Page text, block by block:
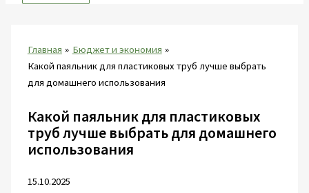
Главная
Бюджет и экономия
Какой паяльник для пластиковых труб лучше выбрать
для домашнего использования
Какой паяльник для пластиковых
труб лучше выбрать для домашнего
использования
15.10.2025